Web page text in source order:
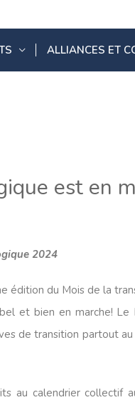
ALLIANCES ET
est en
2024
édition du Mois de la
et bien en marche! Le
de transition partout
au calendrier collectif